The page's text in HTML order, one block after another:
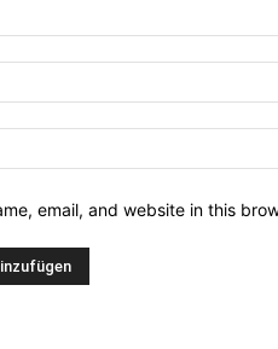
email, and website in this